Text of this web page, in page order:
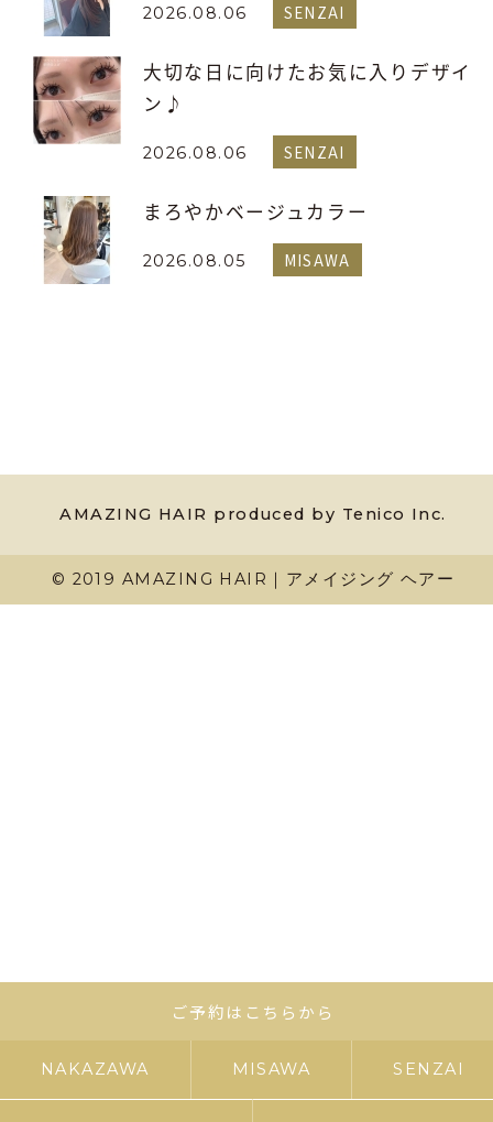
2026.08.06 SENZAI
大切な日に向けたお気に入りデザイ
ン♪
2026.08.06 SENZAI
まろやかベージュカラー
2026.08.05 MISAWA
AMAZING HAIR produced by Tenico Inc.
© 2019 AMAZING HAIR｜アメイジング ヘアー
ご予約はこちらから
NAKAZAWA MISAWA SENZAI